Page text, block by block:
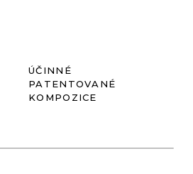
ÚČINNÉ
PATENTOVANÉ
KOMPOZICE